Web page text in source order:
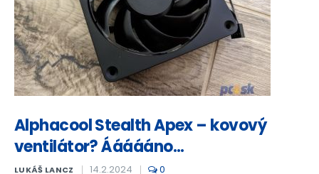
Alphacool Stealth Apex – kovový
ventilátor? Áááááno...
LUKÁŠ LANCZ 14.2.2024 0